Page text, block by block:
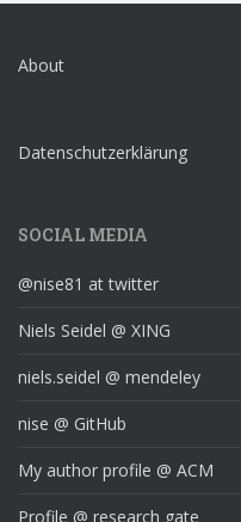
About
Datenschutzerklärung
SOCIAL MEDIA
@nise81 at twitter
Niels Seidel @ XING
niels.seidel @ mendeley
nise @ GitHub
My author profile @ ACM
Profile @ research gate